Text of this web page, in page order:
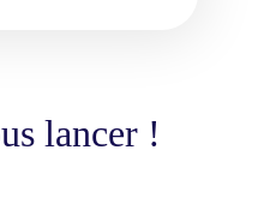
lancer !